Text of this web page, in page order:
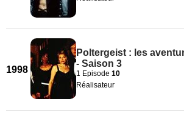
1998
Poltergeist : les
- Saison 3
1 Episode 10
Réalisateur